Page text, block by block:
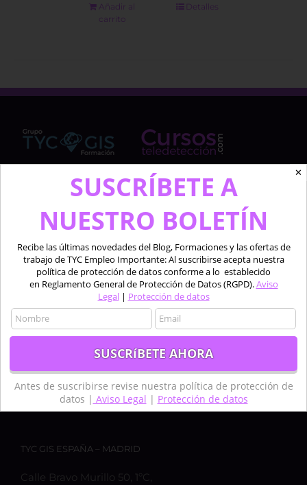
Añadir al
carrito
Detalles
Cursosteledeteccion.com pertenece al Grupo de
TYC GIS Formación, empresa lider en la formación a
profesionales en software técnico especializado de
las áreas de la teledetección, los sistemas de
información geográfica y el diseño 2D y 3D.
Profesionales formando a profesionales.
TYC GIS ESPAÑA – MADRID
Calle Bravo Murillo 50, 1ºC,
✕
SUSCRÍBETE A
NUESTRO BOLETÍN
Recibe las últimas novedades del Blog, Formaciones y las ofertas de
trabajo de TYC Empleo Importante: Al suscribirse acepta nuestra
política de protección de datos conforme a lo establecido
en Reglamento General de Protección de Datos (RGPD).Aviso
Legal| Protección de datos
Antes de suscribirse revise nuestra política de protección de
datos | Aviso Legal | Protección de datos